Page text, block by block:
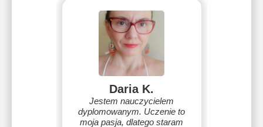
Daria K.
Jestem nauczycielem
dyplomowanym. Uczenie to
moja pasja, dlatego staram